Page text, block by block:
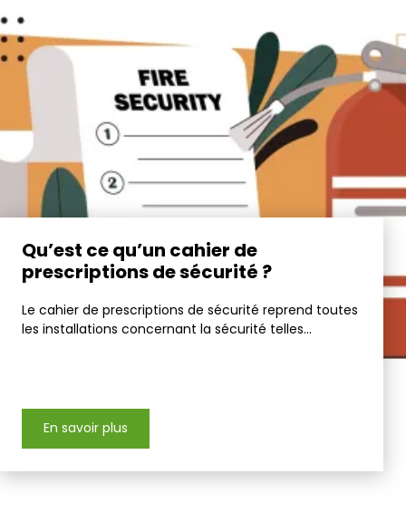
Qu’est ce qu’un cahier de
prescriptions de sécurité ?
Le cahier de prescriptions de sécurité reprend toutes
les installations concernant la sécurité telles...
En savoir plus